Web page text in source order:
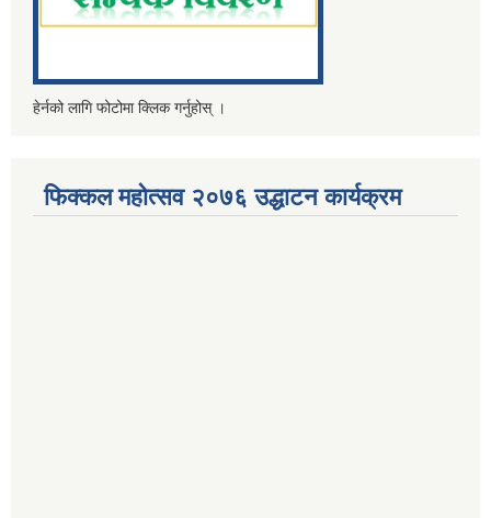
हेर्नको लागि फोटोमा क्लिक गर्नुहोस् ।
फिक्कल महोत्सव २०७६ उद्धाटन कार्यक्रम